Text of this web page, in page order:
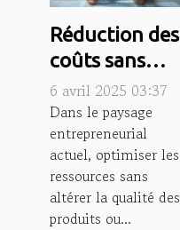
Réduction des
coûts sans
compromettre
la qualité un
défi pour les
entrepreneurs
6 avril 2025 03:37
Dans le paysage
entrepreneurial
actuel, optimiser les
ressources sans
altérer la qualité des
produits ou...